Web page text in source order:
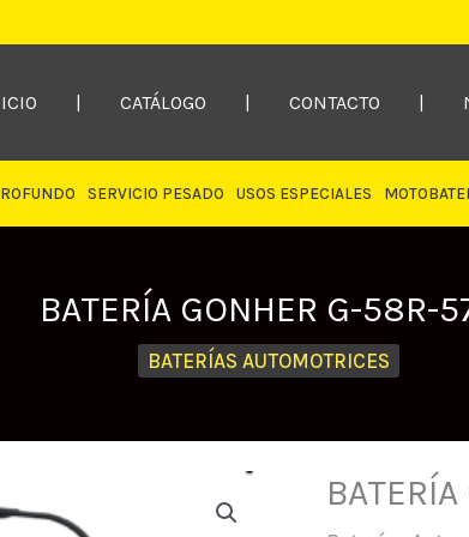
CATÁLOGO CONTACTO
SERVICIO PESADO USOS ESPECIALES
BATERÍA GONHER G-58R-
BATERÍAS AUTOMOTRICES